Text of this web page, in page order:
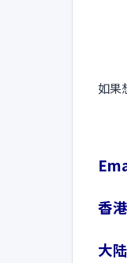
如果
香
大